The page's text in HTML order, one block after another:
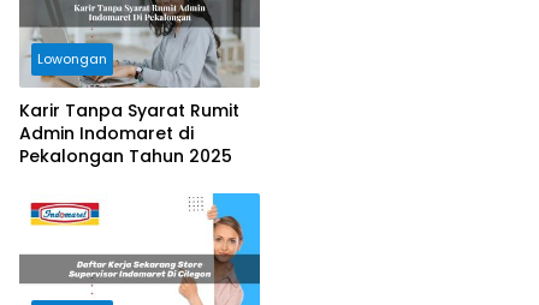
Lowongan
Karir Tanpa Syarat Rumit
Admin Indomaret di
Pekalongan Tahun 2025